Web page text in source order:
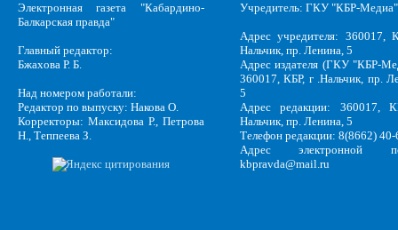
Электронная газета "Кабардино-
Балкарская правда"
Главный редактор:
Бжахова Р. Б.
Над номером работали:
Редактор по выпуску: Накова О.
Корректоры: Максидова Р., Петрова
Н., Теппеева З.
Учредитель: ГКУ "КБР-Медиа"
Адрес учредителя: 360017,
Нальчик, пр. Ленина, 5
Адрес издателя (ГКУ "КБР-
360017, КБР, г .Нальчик, пр.
5
Адрес редакции: 360017,
Нальчик, пр. Ленина, 5
Телефон редакции: 8(8662)
Адрес электронной
kbpravda@mail.ru